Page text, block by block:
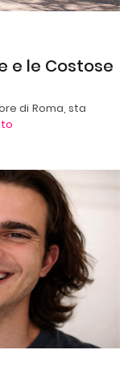
e le Costose
di Roma, sta